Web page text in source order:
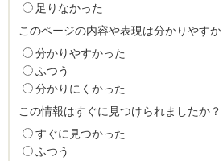
足りなかった
このページの内容や表現は分かりやす
分かりやすかった
ふつう
分かりにくかった
この情報はすぐに見つけられましたか？
すぐに見つかった
ふつう